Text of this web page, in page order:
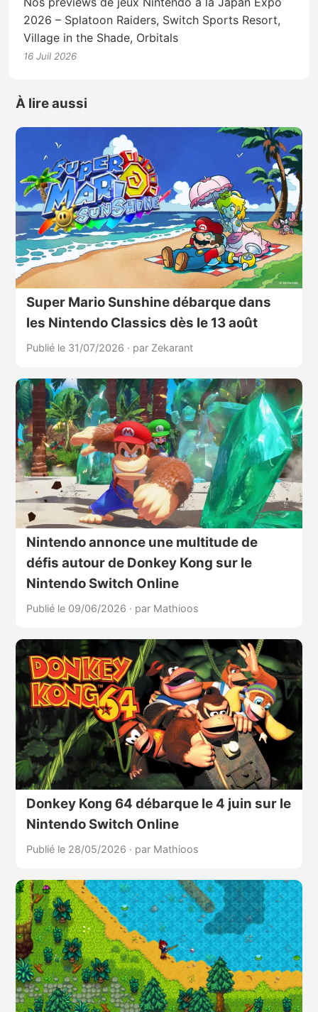
2026 – Splatoon Raiders, Switch Sports Resort,
Village in the Shade, Orbitals
16 Juil 2026
À lire aussi
Super Mario Sunshine débarque dans
les Nintendo Classics dès le 13 août
Publié le 31/07/2026 · par Zekarant
Nintendo annonce une multitude de
défis autour de Donkey Kong sur le
Nintendo Switch Online
Publié le 09/06/2026 · par Mathioos
Donkey Kong 64 débarque le 4 juin sur le
Nintendo Switch Online
Publié le 28/05/2026 · par Mathioos